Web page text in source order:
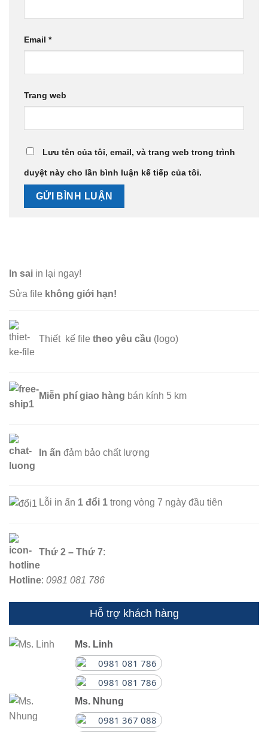
In sai in lại ngay!
Sửa file không giới hạn!
Thiết kế file theo yêu cầu (logo)
Miễn phí giao hàng bán kính 5 km
In ấn đảm bảo chất lượng
Lỗi in ấn 1 đổi 1 trong vòng 7 ngày đầu tiên
Thứ 2 – Thứ 7:
Hotline: 0981 081 786
Hỗ trợ khách hàng
Ms. Linh
0981 081 786
0981 081 786
Ms. Nhung
0981 367 088
Email *
Trang web
Lưu tên của tôi, email, và trang web trong trình
duyệt này cho lần bình luận kế tiếp của tôi.